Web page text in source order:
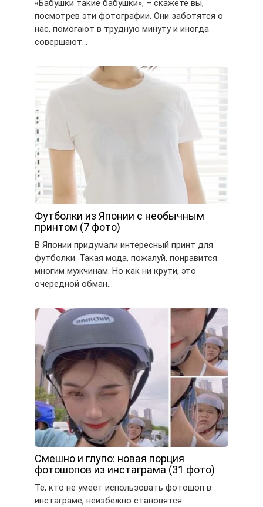
«Бабушки такие бабушки», – скажете вы,
посмотрев эти фотографии. Они заботятся о
нас, помогают в трудную минуту и иногда
совершают…
Футболки из Японии с необычным
принтом (7 фото)
В Японии придумали интересный принт для
футболки. Такая мода, пожалуй, понравится
многим мужчинам. Но как ни крути, это
очередной обман…
Смешно и глупо: новая порция
фотошопов из инстаграма (31 фото)
Те, кто не умеет использовать фотошоп в
инстаграме, неизбежно становятся